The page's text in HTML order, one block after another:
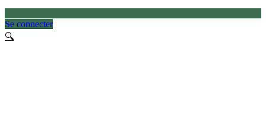
Se connecter
🔍